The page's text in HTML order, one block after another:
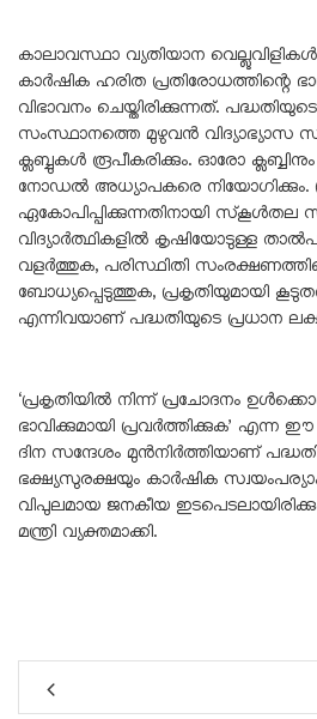
കാലാവസ്ഥാ വ്യതിയാന വെല്ലുവിളികൾ
കാർഷിക ഹരിത പ്രതിരോധത്തിന്റെ
വിഭാവനം ചെയ്തിരിക്കുന്നത്.
സംസ്ഥാനത്തെ മുഴുവൻ വിദ്യാഭ്യാസ
ക്ലബ്ബുകൾ രൂപീകരിക്കും. ഓരോ
നോഡൽ അധ്യാപകരെ നിയോഗിക്കും.
ഏകോപിപ്പിക്കുന്നതിനായി സ്‌കൂൾതല
വിദ്യാർത്ഥികളിൽ കൃഷിയോടുള്ള
വളർത്തുക, പരിസ്ഥിതി
ബോധ്യപ്പെടുത്തുക, പ്രകൃതിയുമായി
എന്നിവയാണ് പദ്ധതിയുടെ പ്രധാന
‘പ്രകൃതിയിൽ നിന്ന് പ്രചോദനം
ഭാവിക്കുമായി പ്രവർത്തിക്കുക’ എന്ന
ദിന സന്ദേശം മുൻനിർത്തിയാണ് പദ്ധതി
ഭക്ഷ്യസുരക്ഷയും കാർഷിക
വിപുലമായ ജനകീയ
മന്ത്രി വ്യക്തമാക്കി.